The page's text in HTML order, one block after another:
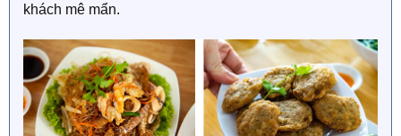
khách mê mẩn.